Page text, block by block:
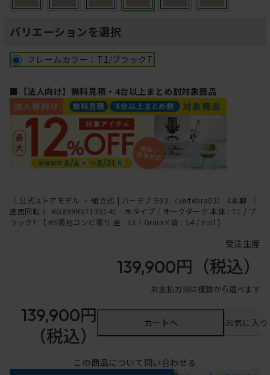
バリエーションを選択
フレームカラー：T1/ブラックT
■【法人向け】無料見積・4台以上まとめ割対象商品
［ 公式ストアモデル ・ 組立式 ] バーテブラ03 （vertebra03） 4本脚 （
座面回転 ） KG899KST13S14C 木タイプ / オークダーク 本体 : T1 / ブ
ラックT ［ KS張地コンビ張り 座 : 13 / Grain×背 : 14 / Foil ]
受注生産
139,900円 （税込）
お支払方法は複数から選べます
139,900円
（税込）
カートへ お気に入
この商品について問い合わせる